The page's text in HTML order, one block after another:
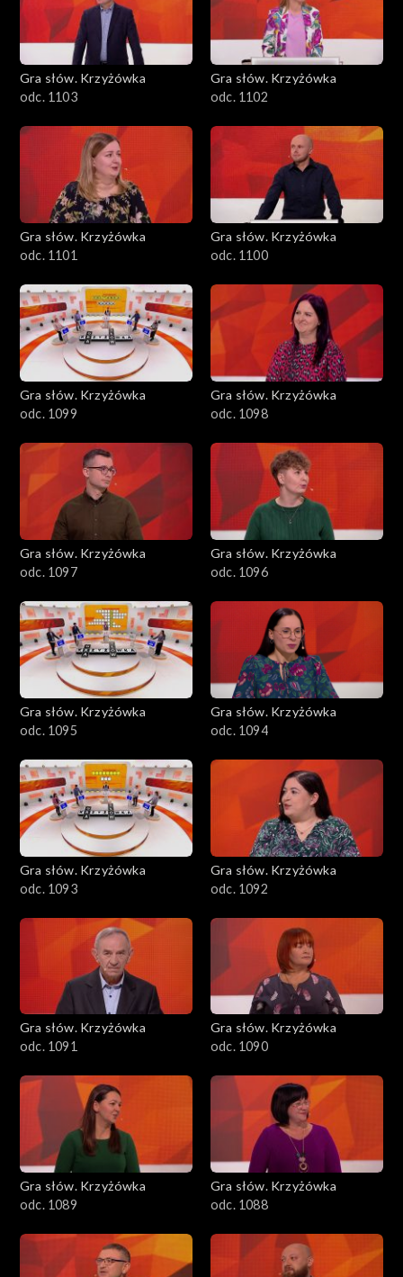
Gra słów. Krzyżówka
odc. 1103
Gra słów. Krzyżówka
odc. 1102
Gra słów. Krzyżówka
odc. 1101
Gra słów. Krzyżówka
odc. 1100
Gra słów. Krzyżówka
odc. 1099
Gra słów. Krzyżówka
odc. 1098
Gra słów. Krzyżówka
odc. 1097
Gra słów. Krzyżówka
odc. 1096
Gra słów. Krzyżówka
odc. 1095
Gra słów. Krzyżówka
odc. 1094
Gra słów. Krzyżówka
odc. 1093
Gra słów. Krzyżówka
odc. 1092
Gra słów. Krzyżówka
odc. 1091
Gra słów. Krzyżówka
odc. 1090
Gra słów. Krzyżówka
odc. 1089
Gra słów. Krzyżówka
odc. 1088